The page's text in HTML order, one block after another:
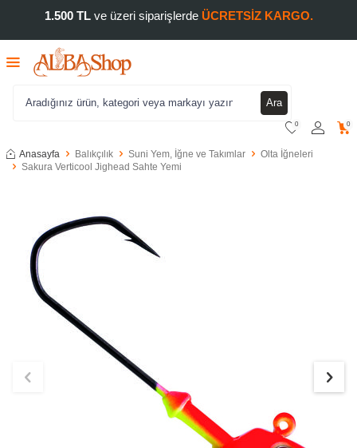
1.500 TLve üzeri siparişlerde ÜCRETSİZ KARGO.
Ara
0 0
Anasayfa Balıkçılık Suni Yem, İğne ve Takımlar
Olta İğneleri
Sakura Verticool Jighead Sahte Yemi